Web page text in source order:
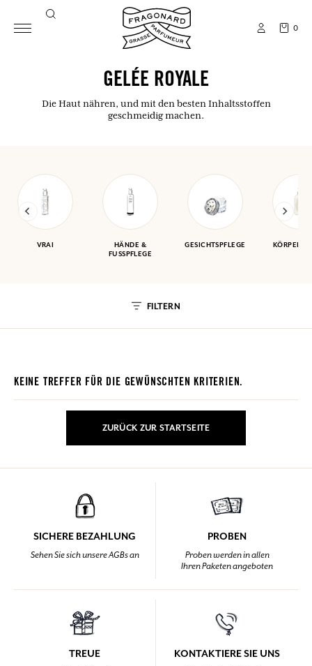
0
GELÉE ROYALE
Die Haut nähren, und mit den besten Inhaltsstoffen
geschmeidig machen.
VRAI
HÄNDE &
FUSSPFLEGE
GESICHTSPFLEGE
FILTERN
KEINE TREFFER FÜR DIE GEWÜNSCHTEN KRITERIEN.
ZURÜCK ZUR STARTSEITE
SICHERE BEZAHLUNG
Sehen Sie sich unsere AGBs an
PROBEN
Proben werden in allen
Ihren Paketen angeboten
TREUE KONTAKTIERE SIE UNS